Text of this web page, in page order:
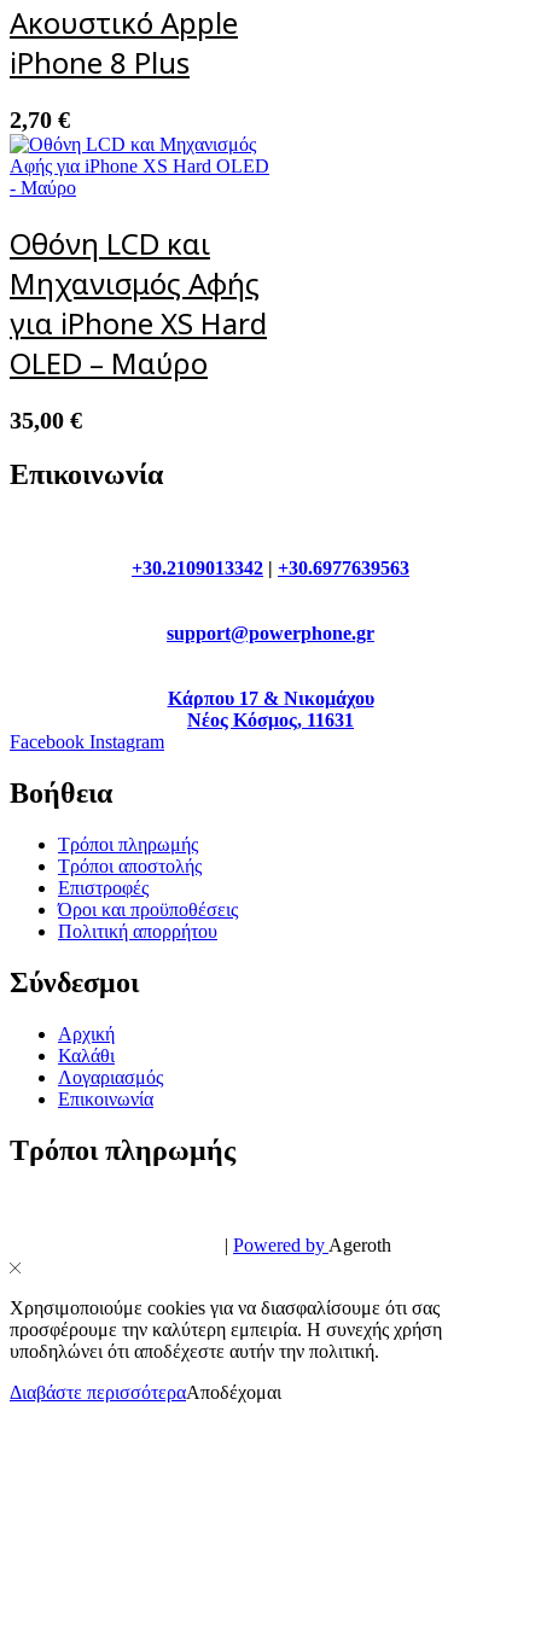
Ακουστικό Apple
iPhone 8 Plus
2,70 €
Οθόνη LCD και
Μηχανισμός Αφής
για iPhone XS Hard
OLED – Μαύρο
35,00 €
Επικοινωνία
+30.2109013342 +30.6977639563
support@powerphone.gr
Κάρπου 17 & Νικομάχου
Νέος Κόσμος, 11631
Facebook Instagram
Βοήθεια
Τρόποι πληρωμής
Τρόποι αποστολής
Επιστροφές
Όροι και προϋποθέσεις
Πολιτική απορρήτου
Σύνδεσμοι
Αρχική
Καλάθι
Λογαριασμός
Επικοινωνία
Τρόποι πληρωμής
| Powered by Ageroth
Χρησιμοποιούμε cookies για να διασφαλίσουμε ότι σας
προσφέρουμε την καλύτερη εμπειρία. Η συνεχής χρήση
υποδηλώνει ότι αποδέχεστε αυτήν την πολιτική.
Διαβάστε περισσότεραΑποδέχομαι